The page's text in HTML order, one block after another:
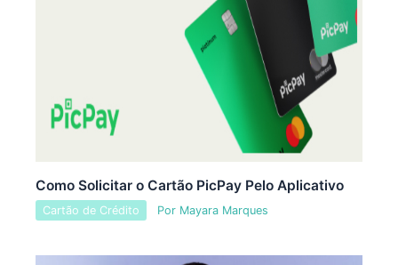
Como Solicitar o Cartão PicPay Pelo Aplicativo
Cartão de Crédito Por Mayara Marques